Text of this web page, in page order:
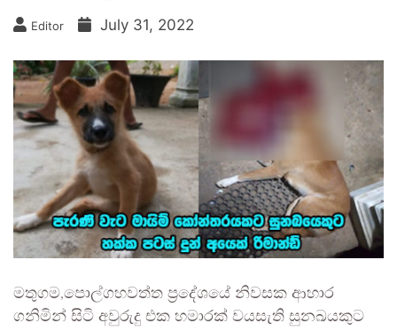
Editor July 31, 2022
මතුගම,පොල්ගහවත්ත ප්‍රදේශයේ නිවසක ආහාර
ගනිමින් සිටි අවුරුදු එක හමාරක් වයසැති සුනඛයකුට